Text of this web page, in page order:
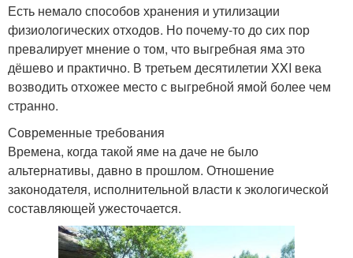
Есть немало способов хранения и утилизации
физиологических отходов. Но почему-то до сих пор
превалирует мнение о том, что выгребная яма это
дёшево и практично. В третьем десятилетии XXI века
возводить отхожее место с выгребной ямой более чем
странно.
Современные требования
Времена, когда такой яме на даче не было
альтернативы, давно в прошлом. Отношение
законодателя, исполнительной власти к экологической
составляющей ужесточается.